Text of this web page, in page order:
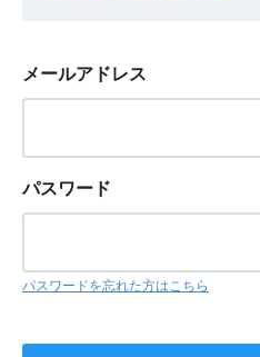
メールアドレス
パスワード
パスワードを忘れた方はこちら